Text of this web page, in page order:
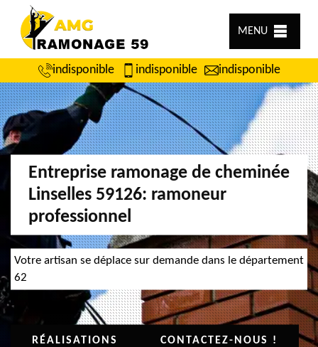
MENU
indisponible indisponible indisponible
Entreprise ramonage de cheminée
Linselles 59126: ramoneur
professionnel
Votre artisan se déplace sur demande dans le département
62
RÉALISATIONS CONTACTEZ-NOUS !